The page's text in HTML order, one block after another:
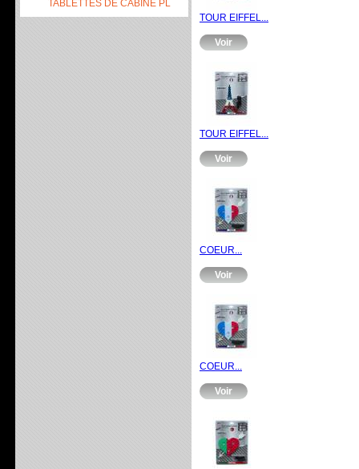
TABLETTES DE CABINE PL
TOUR EIFFEL...
Voir
TOUR EIFFEL...
Voir
COEUR...
Voir
COEUR...
Voir